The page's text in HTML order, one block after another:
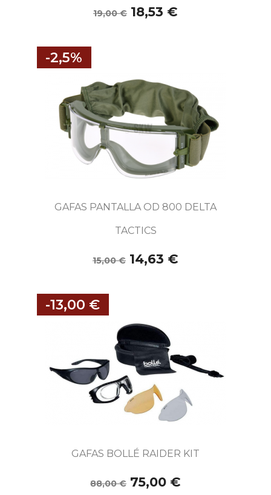
19,00 € 18,53 €
GAFAS PANTALLA OD 800 DELTA
TACTICS
15,00 € 14,63 €
-2,5%
GAFAS BOLLÉ RAIDER KIT
88,00 € 75,00 €
-13,00 €